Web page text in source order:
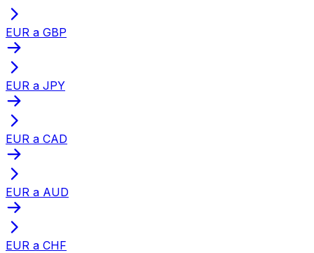
EUR a GBP
EUR a JPY
EUR a CAD
EUR a AUD
EUR a CHF